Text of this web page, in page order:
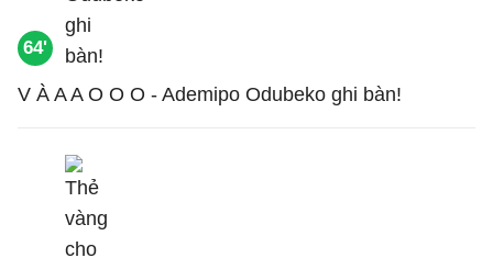
64'
V À A A O O O - Ademipo Odubeko ghi bàn!